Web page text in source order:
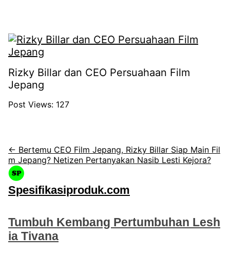
Rizky Billar dan CEO Persuahaan Film
Jepang
Post Views: 127
← Bertemu CEO Film Jepang, Rizky Billar Siap Main Fil
m Jepang? Netizen Pertanyakan Nasib Lesti Kejora?
Spesifikasiproduk.com
Tumbuh Kembang Pertumbuhan Lesh
ia Tivana